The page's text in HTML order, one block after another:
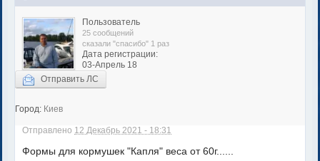
Пользователь
25 сообщений
сказали "спасибо" 1 раз
Дата регистрации:
03-Апрель 18
Отправить ЛС
Город: Киев
Отправлено 12 Декабрь 2021 - 18:31
Формы для кормушек "Капля" веса от 60г......